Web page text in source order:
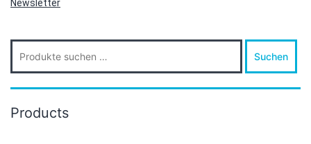
Newsletter
Suche
nach:
Suchen
Products